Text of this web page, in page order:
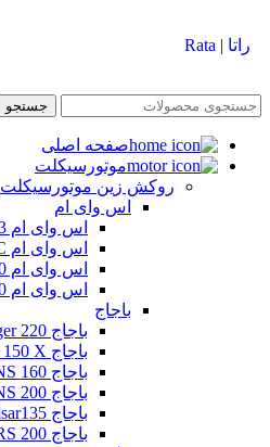
راتا |
Rata
جستجو
صفحه اصلی
موتورسیکلت
روکش زین موتورسیکلت
اس وای ام
اس وای ام Fiddle 3
اس وای ام Fiddle C
اس وای ام Galaxy CL 150
اس وای ام Galaxy NA 180
باجاج
باجاج Avenger 220
باجاج Boxer 150 X
باجاج NS 160
باجاج Pulsar NS 200
باجاج Pulsar135
باجاج RS 200